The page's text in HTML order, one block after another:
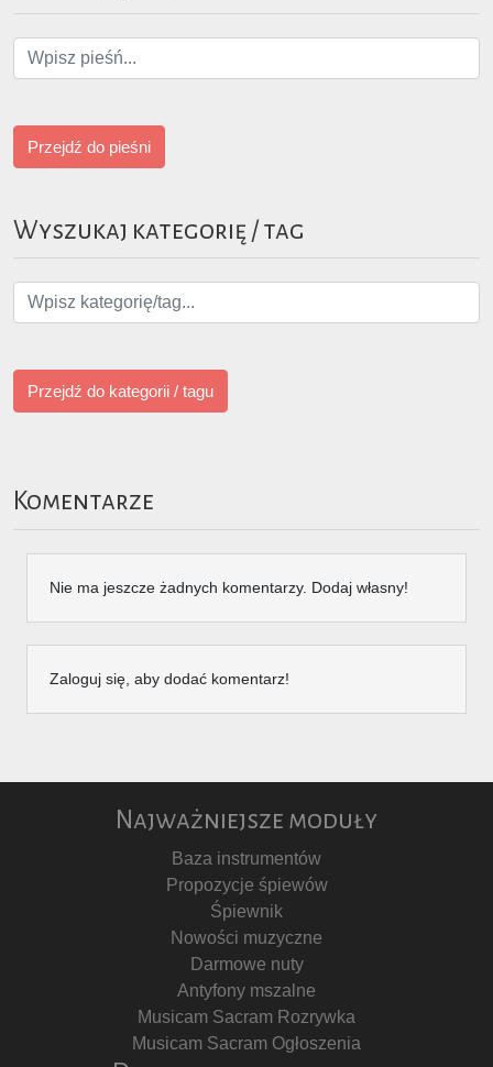
Przejdź do pieśni
Wyszukaj kategorię / tag
Przejdź do kategorii / tagu
Komentarze
Nie ma jeszcze żadnych komentarzy. Dodaj własny!
Zaloguj się, aby dodać komentarz!
Najważniejsze moduły
Baza instrumentów
Propozycje śpiewów
Śpiewnik
Nowości muzyczne
Darmowe nuty
Antyfony mszalne
Musicam Sacram Rozrywka
Musicam Sacram Ogłoszenia